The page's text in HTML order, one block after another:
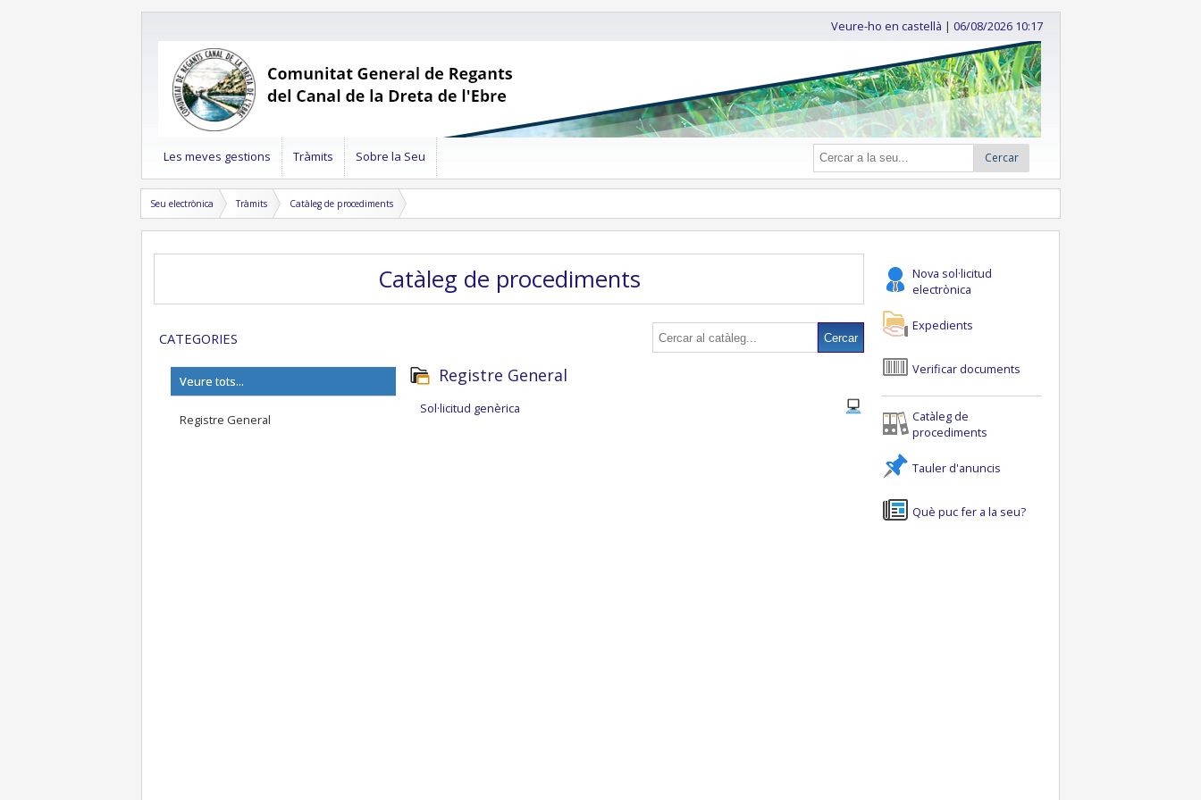
Veure-ho en castellà | 06/08/2026 10:17
Les meves gestions Tràmits Sobre la Seu Cercar
Seu electrònica Tràmits Catàleg de procediments
Catàleg de procediments
CATEGORIES
Veure tots...
Registre General
Registre General
Sol·licitud genèrica
Nova sol·licitud
electrònica
Expedients
Verificar documents
Catàleg de
procediments
Tauler d'anuncis
Què puc fer a la seu?